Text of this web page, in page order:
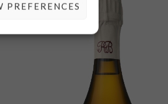
PREFERENCES